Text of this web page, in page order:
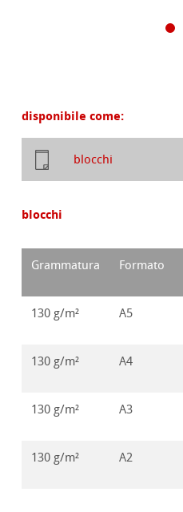
disponibile come:
blocchi
blocchi
Grammatura Formato
130 g/m² A5
130 g/m² A4
130 g/m² A3
130 g/m² A2